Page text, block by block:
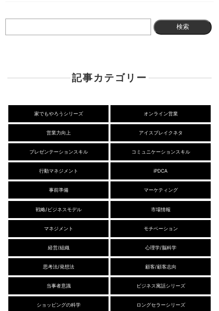
索:
記事カテゴリー
家でもやろうシリーズ オンライン営業
営業力向上 アイスブレイクネタ
プレゼンテーションスキル コミュニケーションスキル
行動マネジメント iPDCA
事前準備 マーケティング
戦略/ビジネスモデル 市場情報
マネジメント モチベーション
経営/組織 心理学/脳科学
思考法/発想法 顧客/顧客志向
当事者意識 ビジネス寓話シリーズ
ショッピングの科学 ロングセラーシリーズ